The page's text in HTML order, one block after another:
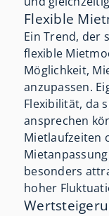
Flexible
Ein Trend, der
flexible
Möglichkeit,
anzupassen.
Flexibilität, da
ansprechen
Mietlaufzeiten
besonders
hoher